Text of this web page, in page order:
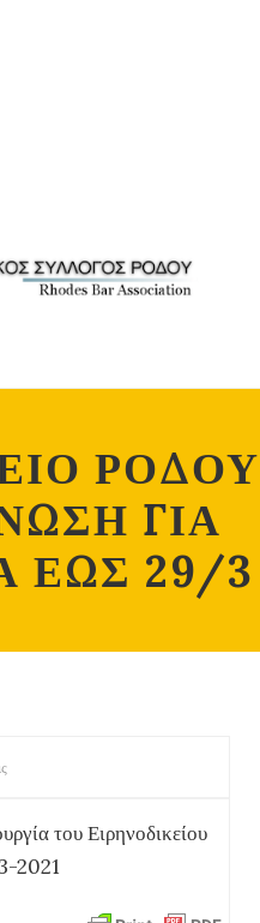
ΡΟΔΟΥ
ΓΙΑ
ΕΩΣ 29/3
του Ειρηνοδικείου
2021